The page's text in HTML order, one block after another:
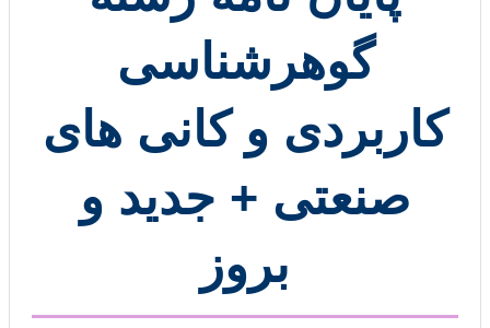
گوهرشناسی
کاربردی و کانی های
صنعتی + جدید و
بروز